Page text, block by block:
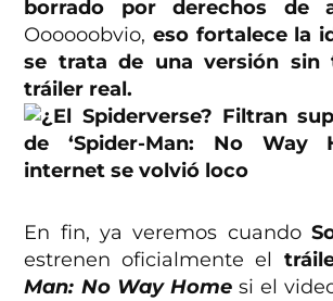
borrado por derechos de
Oooooobvio,eso fortalece la
se trata de una versión sin
tráiler real.
En fin, ya veremos cuando
estrenen oficialmente el
Man: No Way Homesi el